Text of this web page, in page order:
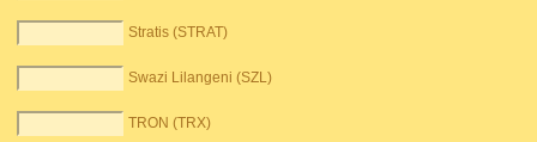
Stratis (STRAT)
Swazi Lilangeni (SZL)
TRON (TRX)